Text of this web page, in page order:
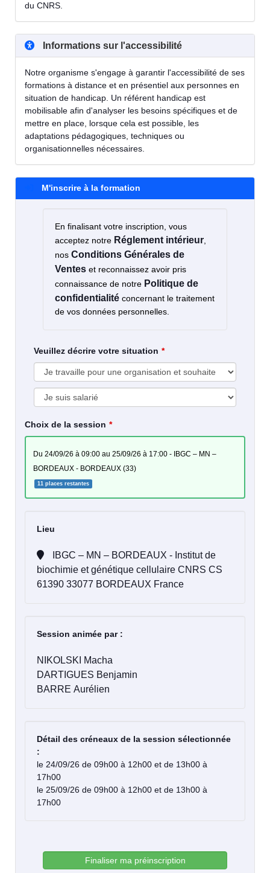
du CNRS.
Informations sur l'accessibilité
Notre organisme s'engage à garantir l'accessibilité de ses
formations à distance et en présentiel aux personnes en
situation de handicap. Un référent handicap est
mobilisable afin d'analyser les besoins spécifiques et de
mettre en place, lorsque cela est possible, les
adaptations pédagogiques, techniques ou
organisationnelles nécessaires.
M'inscrire à la formation
En finalisant votre inscription, vous
acceptez notre Réglement intérieur,
nos Conditions Générales de
Ventes et reconnaissez avoir pris
connaissance de notre Politique de
confidentialité concernant le traitement
de vos données personnelles.
Veuillez décrire votre situation
Choix de la session
du 24/09/26 à 09:00 au 25/09/26 à 17:00 - IBGC – MN –
BORDEAUX - BORDEAUX (33)
11 places restantes
Lieu
biochimie et génétique cellulaire CNRS CS
61390 33077 BORDEAUX France
Session animée par :
NIKOLSKI Macha
DARTIGUES Benjamin
BARRE Aurélien
Détail des créneaux de la session sélectionnée
:
le 24/09/26 de 09h00 à 12h00 et de 13h00 à
17h00
le 25/09/26 de 09h00 à 12h00 et de 13h00 à
17h00
Finaliser ma préinscription